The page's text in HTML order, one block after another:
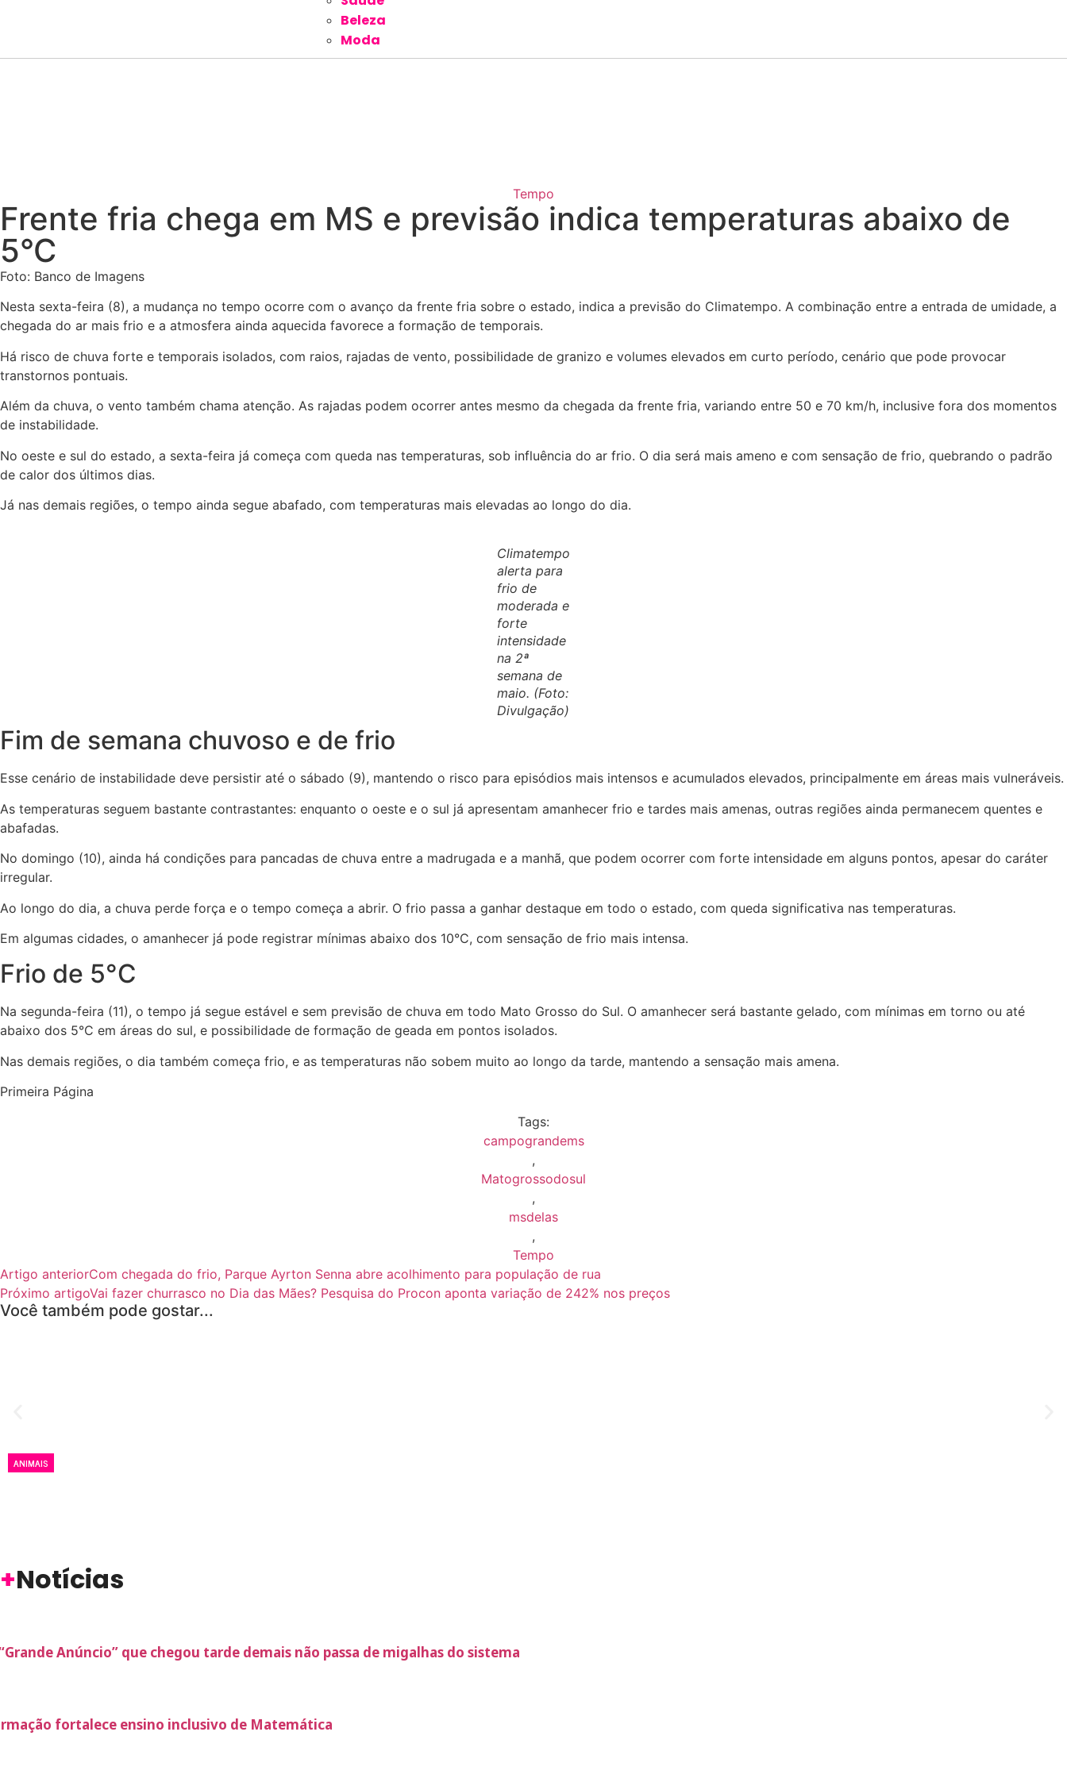
Beleza
Moda
Tempo
Frente fria chega em MS e previsão indica temperaturas abaixo de
5°C
Foto: Banco de Imagens
Nesta sexta-feira (8), a mudança no tempo ocorre com o avanço da frente fria sobre o estado, indica a previsão do Climatempo. A combinação entre a entrada de umidade, a
chegada do ar mais frio e a atmosfera ainda aquecida favorece a formação de temporais.
Há risco de chuva forte e temporais isolados, com raios, rajadas de vento, possibilidade de granizo e volumes elevados em curto período, cenário que pode provocar
transtornos pontuais.
Além da chuva, o vento também chama atenção. As rajadas podem ocorrer antes mesmo da chegada da frente fria, variando entre 50 e 70 km/h, inclusive fora dos momentos
de instabilidade.
No oeste e sul do estado, a sexta-feira já começa com queda nas temperaturas, sob influência do ar frio. O dia será mais ameno e com sensação de frio, quebrando o padrão
de calor dos últimos dias.
Já nas demais regiões, o tempo ainda segue abafado, com temperaturas mais elevadas ao longo do dia.
Climatempo
alerta para
frio de
moderada e
forte
intensidade
na 2ª
semana de
maio. (Foto:
Divulgação)
Fim de semana chuvoso e de frio
Esse cenário de instabilidade deve persistir até o sábado (9), mantendo o risco para episódios mais intensos e acumulados elevados, principalmente em áreas mais vulneráveis.
As temperaturas seguem bastante contrastantes: enquanto o oeste e o sul já apresentam amanhecer frio e tardes mais amenas, outras regiões ainda permanecem quentes e
abafadas.
No domingo (10), ainda há condições para pancadas de chuva entre a madrugada e a manhã, que podem ocorrer com forte intensidade em alguns pontos, apesar do caráter
irregular.
Ao longo do dia, a chuva perde força e o tempo começa a abrir. O frio passa a ganhar destaque em todo o estado, com queda significativa nas temperaturas.
Em algumas cidades, o amanhecer já pode registrar mínimas abaixo dos 10°C, com sensação de frio mais intensa.
Frio de 5°C
Na segunda-feira (11), o tempo já segue estável e sem previsão de chuva em todo Mato Grosso do Sul. O amanhecer será bastante gelado, com mínimas em torno ou até
abaixo dos 5°C em áreas do sul, e possibilidade de formação de geada em pontos isolados.
Nas demais regiões, o dia também começa frio, e as temperaturas não sobem muito ao longo da tarde, mantendo a sensação mais amena.
Primeira Página
Tags:
campograndems
,
Matogrossodosul
,
msdelas
,
Tempo
Artigo anteriorCom chegada do frio, Parque Ayrton Senna abre acolhimento para população de rua
Próximo artigoVai fazer churrasco no Dia das Mães? Pesquisa do Procon aponta variação de 242% nos preços
Você também pode gostar...
ANIMAIS
+Notícias
Anúncio” que chegou tarde demais não passa de migalhas do sistema
fortalece ensino inclusivo de Matemática